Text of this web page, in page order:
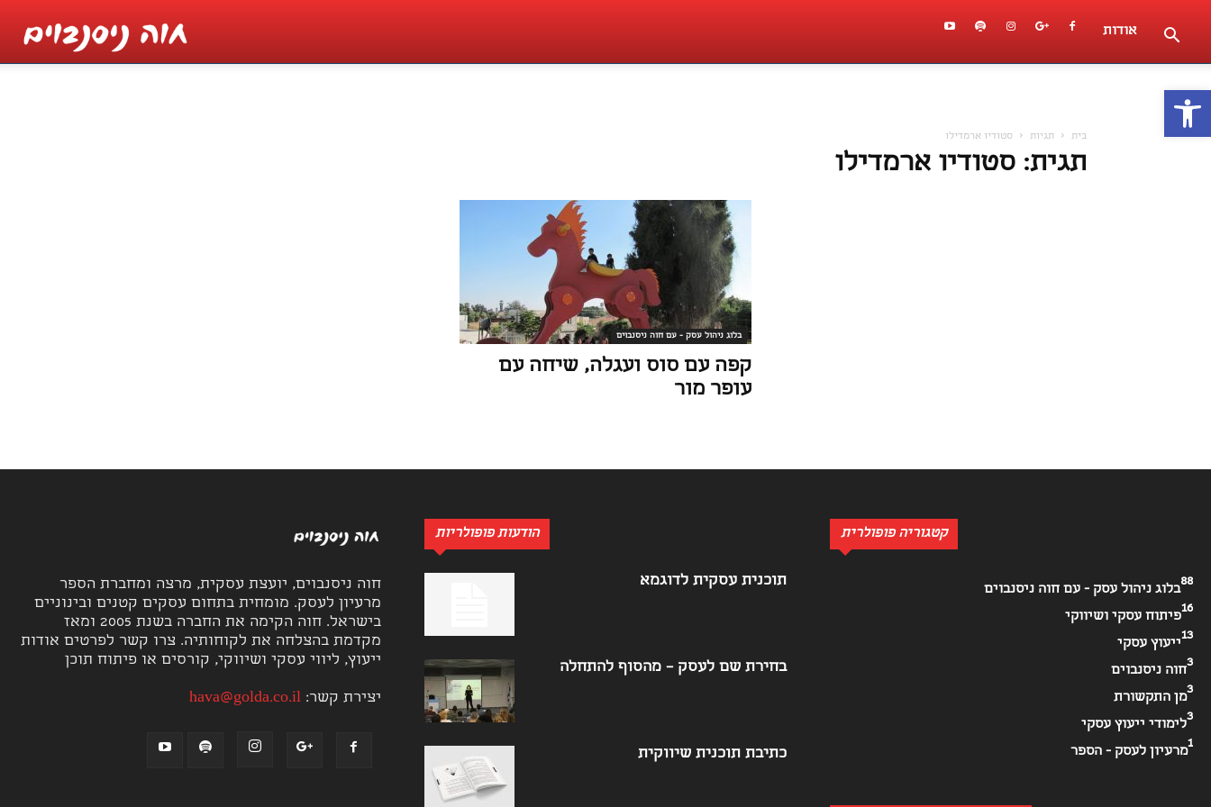
פתח סרגל נגישות
אודות
בית תגיות סטודיו ארמדילו
תגית: סטודיו ארמדילו
בלוג ניהול עסק - עם חוה ניסנבוים
קפה עם סוס ועגלה, שיחה עם
עופר מור
חוה ניסנבוים, יועצת עסקית, מרצה ומחברת הספר
מרעיון לעסק. מומחית בתחום עסקים קטנים ובינוניים
בישראל. חוה הקימה את החברה בשנת 2005 ומאז
מקדמת בהצלחה את לקוחותיה. צרו קשר לפרטים אודות
ייעוץ, ליווי עסקי ושיווקי, קורסים או פיתוח תוכן
יצירת קשר:hava@golda.co.il
הודעות פופולריות
תוכנית עסקית לדוגמא
בחירת שם לעסק – מהסוף להתחלה
כתיבת תוכנית שיווקית
קטגוריה פופולרית
בלוג ניהול עסק - עם חוה ניסנבוים
88
פיתוח עסקי ושיווקי
16
ייעוץ עסקי
13
חוה ניסנבוים
3
מן התקשורת
3
לימודי ייעוץ עסקי
3
מרעיון לעסק - הספר
1